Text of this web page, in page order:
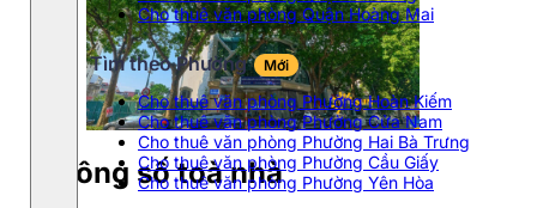
Cho thuê văn phòng Quận Hoàng Mai
Tìm theo Phường Mới
Cho thuê văn phòng Phường Hoàn Kiếm
Cho thuê văn phòng Phường Cửa Nam
Cho thuê văn phòng Phường Hai Bà Trưng
Cho thuê văn phòng Phường Cầu Giấy
Cho thuê văn phòng Phường Yên Hòa
Thông số toà nhà